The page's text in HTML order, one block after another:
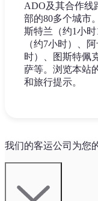
ADO及其合作线
部的80多个城市
斯特兰（约1小
（约7小时）、
时）、图斯特佩
萨等。浏览本站
和旅行提示。
我们的客运公司为您